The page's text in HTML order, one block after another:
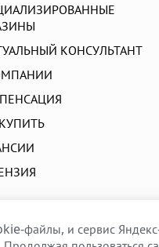
КОНСУЛЬТАНТ
файлы, и сервис